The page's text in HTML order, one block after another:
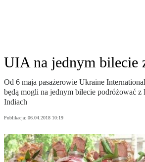
UIA na jednym bilecie
Od 6 maja pasażerowie Ukraine
będą mogli na jednym bilecie podróżować
Indiach
Publikacja: 06.04.2018 10:19